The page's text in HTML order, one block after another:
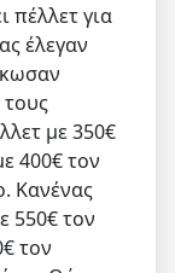
πέλλετ για
έλεγαν
με 350€
400€ τον
Κανένας
550€ τον
τον